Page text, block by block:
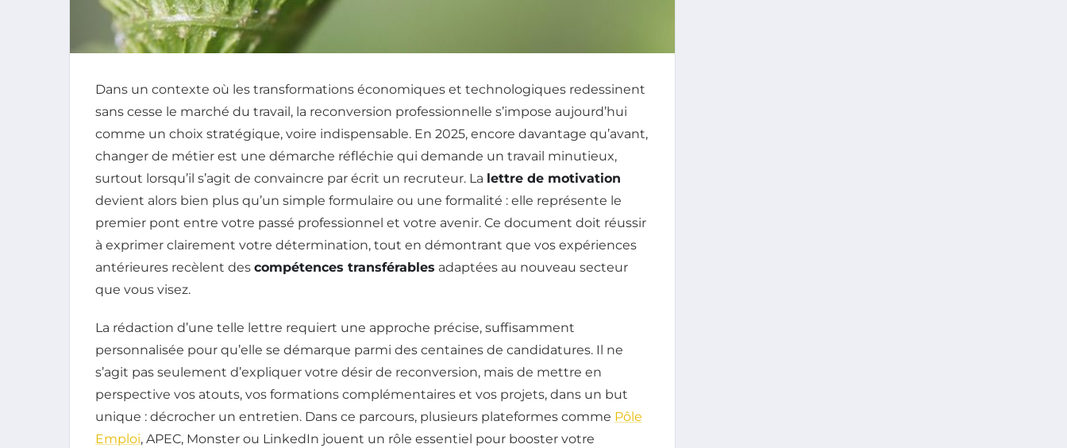
Dans un contexte où les transformations économiques et technologiques redessinent
sans cesse le marché du travail, la reconversion professionnelle s’impose aujourd’hui
comme un choix stratégique, voire indispensable. En 2025, encore davantage qu’avant,
changer de métier est une démarche réfléchie qui demande un travail minutieux,
surtout lorsqu’il s’agit de convaincre par écrit un recruteur. La lettre de motivation
devient alors bien plus qu’un simple formulaire ou une formalité : elle représente le
premier pont entre votre passé professionnel et votre avenir. Ce document doit réussir
à exprimer clairement votre détermination, tout en démontrant que vos expériences
antérieures recèlent des compétences transférables adaptées au nouveau secteur
que vous visez.
La rédaction d’une telle lettre requiert une approche précise, suffisamment
personnalisée pour qu’elle se démarque parmi des centaines de candidatures. Il ne
s’agit pas seulement d’expliquer votre désir de reconversion, mais de mettre en
perspective vos atouts, vos formations complémentaires et vos projets, dans un but
unique : décrocher un entretien. Dans ce parcours, plusieurs plateformes comme Pôle
Emploi, APEC, Monster ou LinkedIn jouent un rôle essentiel pour booster votre